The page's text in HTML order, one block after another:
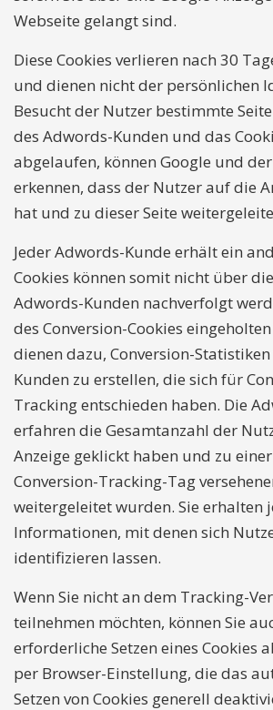
Webseite gelangt sind.
Diese Cookies verlieren nach 30
und dienen nicht der persönlichen
Besucht der Nutzer bestimmte
des Adwords-Kunden und das
abgelaufen, können Google und
erkennen, dass der Nutzer auf die
hat und zu dieser Seite
Jeder Adwords-Kunde erhält ein
Cookies können somit nicht über
Adwords-Kunden nachverfolgt
des Conversion-Cookies
dienen dazu, Conversion-
Kunden zu erstellen, die sich für
Tracking entschieden haben. Die
erfahren die Gesamtanzahl der
Anzeige geklickt haben und zu
Conversion-Tracking-Tag
weitergeleitet wurden. Sie erhalten
Informationen, mit denen sich
identifizieren lassen.
Wenn Sie nicht an dem Tracking-
teilnehmen möchten, können Sie
erforderliche Setzen eines Cookies
per Browser-Einstellung, die das
Setzen von Cookies generell